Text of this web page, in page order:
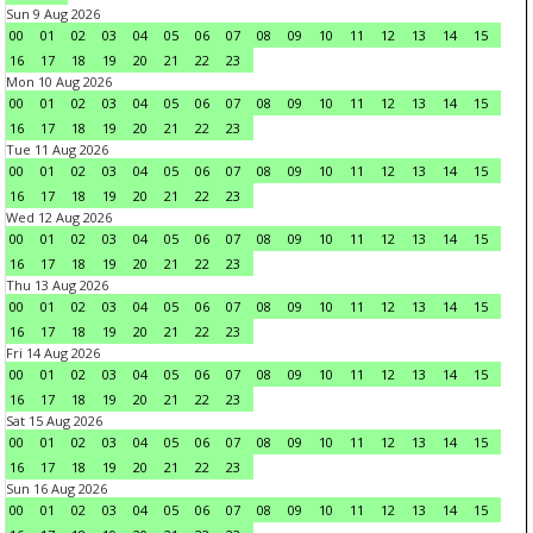
Sun 9 Aug 2026
00
01 02 03 04 05 06 07 08 09 10 11 12 13 14
15
16
17 18 19 20 21 22
23
Mon 10 Aug 2026
00
01 02 03 04 05 06 07 08 09 10 11 12 13 14
15
16
17 18 19 20 21 22
23
Tue 11 Aug 2026
00
01 02 03 04 05 06 07 08 09 10 11 12 13 14
15
16
17 18 19 20 21 22
23
Wed 12 Aug 2026
00
01 02 03 04 05 06 07 08 09 10 11 12 13 14
15
16
17 18 19 20 21 22
23
Thu 13 Aug 2026
00
01 02 03 04 05 06 07 08 09 10 11 12 13 14
15
16
17 18 19 20 21 22
23
Fri 14 Aug 2026
00
01 02 03 04 05 06 07 08 09 10 11 12 13 14
15
16
17 18 19 20 21 22
23
Sat 15 Aug 2026
00
01 02 03 04 05 06 07 08 09 10 11 12 13 14
15
16
17 18 19 20 21 22
23
Sun 16 Aug 2026
00
01 02 03 04 05 06 07 08 09 10 11 12 13 14
15